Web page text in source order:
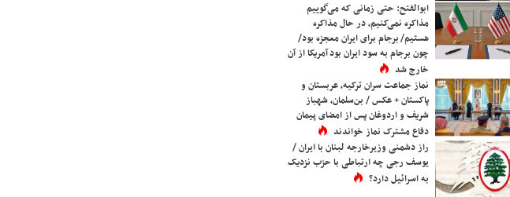
ابوالفتح: حتی زمانی که می‌گوییم
مذاکره نمی‌کنیم، در حال مذاکره
هستیم/ برجام برای ایران معجزه بود/
چون برجام به سود ایران بود آمریکا از آن
خارج شد
نماز جماعت سران ترکیه، عربستان و
پاکستان + عکس / بن‌سلمان، شهباز
شریف و اردوغان پس از امضای پیمان
دفاع مشترک نماز خواندند
راز دشمنی وزیرخارجه لبنان با ایران /
یوسف رجی چه ارتباطی با حزب نزدیک
به اسرائیل دارد؟